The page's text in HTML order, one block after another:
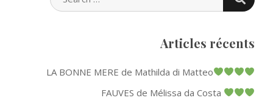
FOR:
Articles récents
LA BONNE MERE de Mathilda di Matteo
FAUVES de Mélissa da Costa